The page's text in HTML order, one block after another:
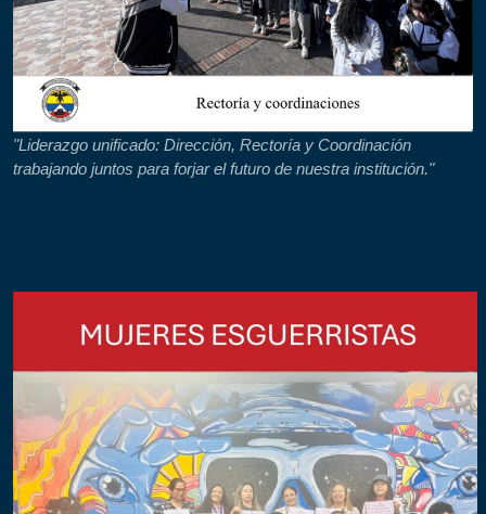
"Liderazgo unificado: Dirección, Rectoría y Coordinación
trabajando juntos para forjar el futuro de nuestra institución."